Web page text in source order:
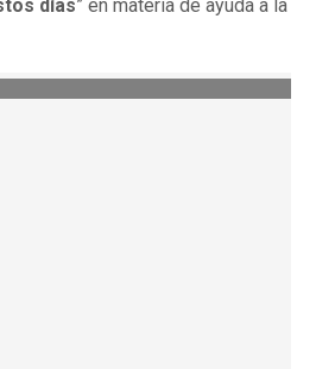
días” en materia de ayuda a la